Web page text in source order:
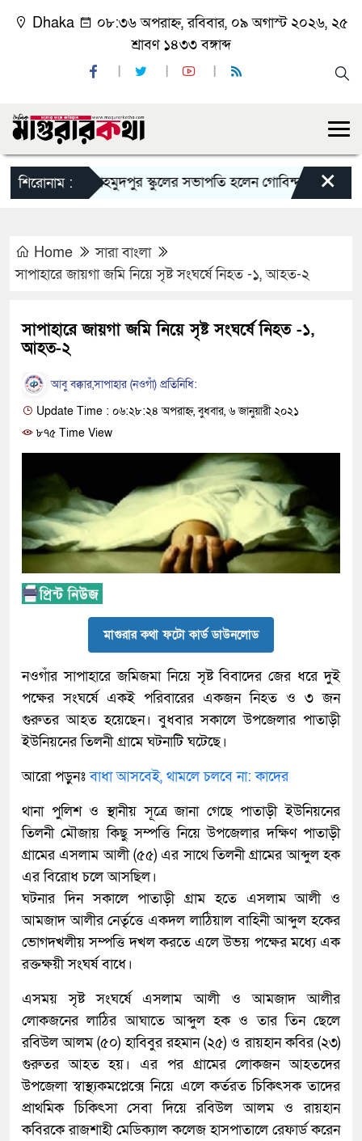
Dhaka
০৮:৩৬ অপরাহ্ন, রবিবার, ০৯ অগাস্ট ২০২৬, ২৫
শ্রাবণ ১৪৩৩ বঙ্গাব্দ
শিরোনাম :
কাশিয়ানীর মাহমুদপুর স্কুলের সভাপতি হলেন গোবিন্দ কির্ত্তনীয়া ×
Home
সারা বাংলা
সাপাহারে জায়গা জমি নিয়ে সৃষ্ট সংঘর্ষে নিহত -১, আহত-২
সাপাহারে জায়গা জমি নিয়ে সৃষ্ট সংঘর্ষে নিহত -১,
আহত-২
আবু বক্কার,সাপাহার (নওগাঁ) প্রতিনিধি:
Update Time : ০৬:২৮:২৪ অপরাহ্ন, বুধবার, ৬ জানুয়ারী ২০২১
৮৭৫ Time View
মাগুরার কথা ফটো কার্ড ডাউনলোড
নওগাঁর সাপাহারে জমিজমা নিয়ে সৃষ্ট বিবাদের জের ধরে দুই
পক্ষের সংঘর্ষে একই পরিবারের একজন নিহত ও ৩ জন
গুরুতর আহত হয়েছেন। বুধবার সকালে উপজেলার পাতাড়ী
ইউনিয়নের তিলনী গ্রামে ঘটনাটি ঘটেছে।
আরো পড়ুনঃবাধা আসবেই, থামলে চলবে না: কাদের
থানা পুলিশ ও স্থানীয় সূত্রে জানা গেছে পাতাড়ী ইউনিয়নের
তিলনী মৌজায় কিছু সম্পত্তি নিয়ে উপজেলার দক্ষিণ পাতাড়ী
গ্রামের এসলাম আলী (৫৫) এর সাথে তিলনী গ্রামের আব্দুল হক
এর বিরোধ চলে আসছিল।
ঘটনার দিন সকালে পাতাড়ী গ্রাম হতে এসলাম আলী ও
আমজাদ আলীর নের্তৃত্তে একদল লাঠিয়াল বাহিনী আব্দুল হকের
ভোগদখলীয় সম্পত্তি দখল করতে এলে উভয় পক্ষের মধ্যে এক
রক্তক্ষয়ী সংঘর্ষ বাধে।
এসময় সৃষ্ট সংঘর্ষে এসলাম আলী ও আমজাদ আলীর
লোকজনের লাঠির আঘাতে আব্দুল হক ও তার তিন ছেলে
রবিউল আলম (৫০) হাবিবুর রহমান (২৫) ও রায়হান কবির (২৩)
গুরুতর আহত হয়। এর পর গ্রামের লোকজন আহতদের
উপজেলা স্বাস্থ্যকমপ্লেক্সে নিয়ে এলে কর্তরত চিকিৎসক তাদের
প্রাথমিক চিকিৎসা সেবা দিয়ে রবিউল আলম ও রায়হান
কবিরকে রাজশাহী মেডিক্যাল কলেজ হাসপাতালে রেফার্ড করেন